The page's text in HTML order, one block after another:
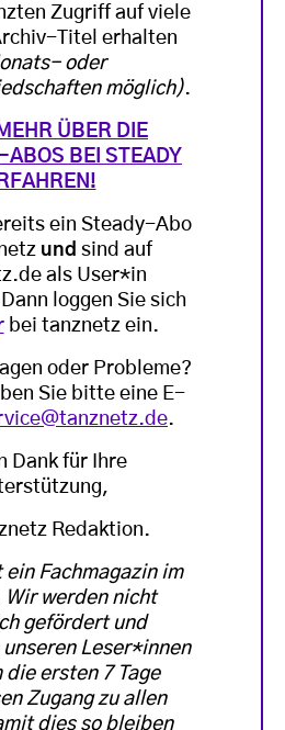
Zugriff auf viele
Titel erhalten
oder
möglich).
ÜBER DIE
ABOS BEI STEADY
ein Steady-Abo
und sind auf
als User*in
loggen Sie sich
bei tanznetz ein.
oder Probleme?
Sie bitte eine E-
.
Dank für Ihre
Redaktion.
Fachmagazin im
werden nicht
gefördert und
Leser*innen
ersten 7 Tage
Zugang zu allen
dies so bleiben